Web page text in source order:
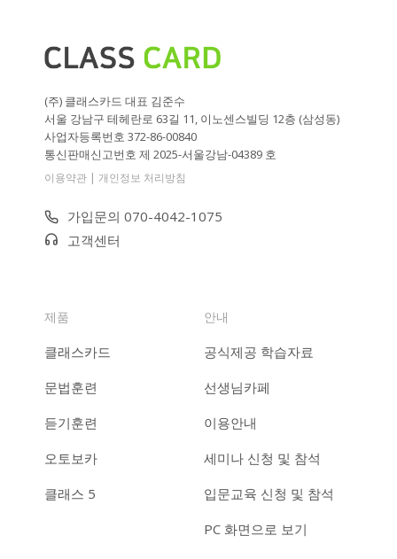
(주) 클래스카드 대표 김준수
서울 강남구 테헤란로 63길 11, 이노센스빌딩 12층 (삼성동)
사업자등록번호 372-86-00840
통신판매신고번호 제 2025-서울강남-04389 호
이용약관 | 개인정보 처리방침
가입문의 070-4042-1075
고객센터
제품
클래스카드
문법훈련
듣기훈련
오토보카
클래스 5
안내
공식제공 학습자료
선생님카페
이용안내
세미나 신청 및 참석
입문교육 신청 및 참석
PC 화면으로 보기